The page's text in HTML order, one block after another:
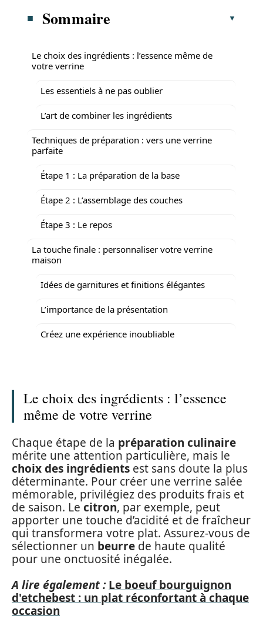
Sommaire
Le choix des ingrédients : l’essence même de
votre verrine
Les essentiels à ne pas oublier
L’art de combiner les ingrédients
Techniques de préparation : vers une verrine
parfaite
Étape 1 : La préparation de la base
Étape 2 : L’assemblage des couches
Étape 3 : Le repos
La touche finale : personnaliser votre verrine
maison
Idées de garnitures et finitions élégantes
L’importance de la présentation
Créez une expérience inoubliable
Le choix des ingrédients : l’essence
même de votre verrine
Chaque étape de la préparation culinaire
mérite une attention particulière, mais le
choix des ingrédients est sans doute la plus
déterminante. Pour créer une verrine salée
mémorable, privilégiez des produits frais et
de saison. Le citron, par exemple, peut
apporter une touche d’acidité et de fraîcheur
qui transformera votre plat. Assurez-vous de
sélectionner un beurre de haute qualité
pour une onctuosité inégalée.
A lire également : Le boeuf bourguignon
d'etchebest : un plat réconfortant à chaque
occasion